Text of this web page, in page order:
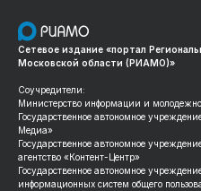
Сетевое издание «портал
Московской области (РИАМО)»
Соучредители:
Министерство информации и
Государственное автономное
Медиа»
Государственное автономное
агентство «Контент-Центр»
Государственное автономное
информационных систем общего